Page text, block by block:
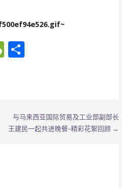
~
W
at
分
与马来西亚国际贸易及工业部副部长
王建民一起共进晚餐–精彩花絮回顾 →